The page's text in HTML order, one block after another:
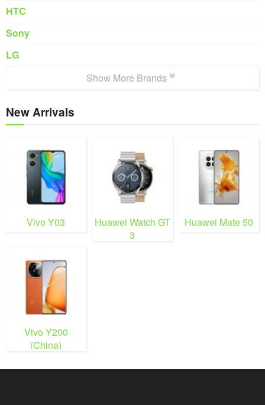
HTC
Sony
LG
Show More Brands
New Arrivals
Vivo Y03
Huawei Watch GT
3
Huawei Mate 50
Vivo Y200
(China)